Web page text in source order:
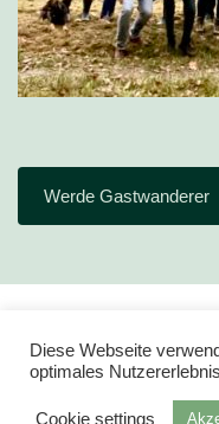
Werde Gastwanderer
Diese Webseite
optimales
Cookie settings